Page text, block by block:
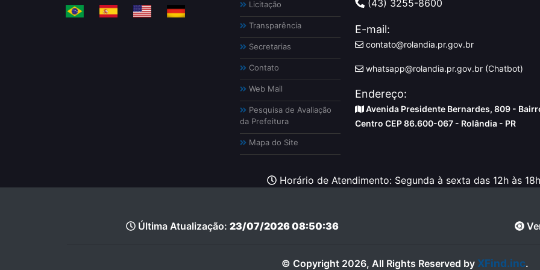
Licitação
Transparência
Secretarias
Contato
Web Mail
Pesquisa de Avaliação
da Prefeitura
Mapa do Site
(43) 3255-8600
E-mail:
contato@rolandia.pr.gov.br
whatsapp@rolandia.pr.gov.br (Chatbot)
Endereço:
Avenida Presidente Bernardes, 809 -
Centro CEP 86.600-067 - Rolândia - PR
Horário de Atendimento: Segunda à sexta das 12h às
Última Atualização: 23/07/2026 08:50:36
© Copyright 2026, All Rights Reserved by XFind.inc.